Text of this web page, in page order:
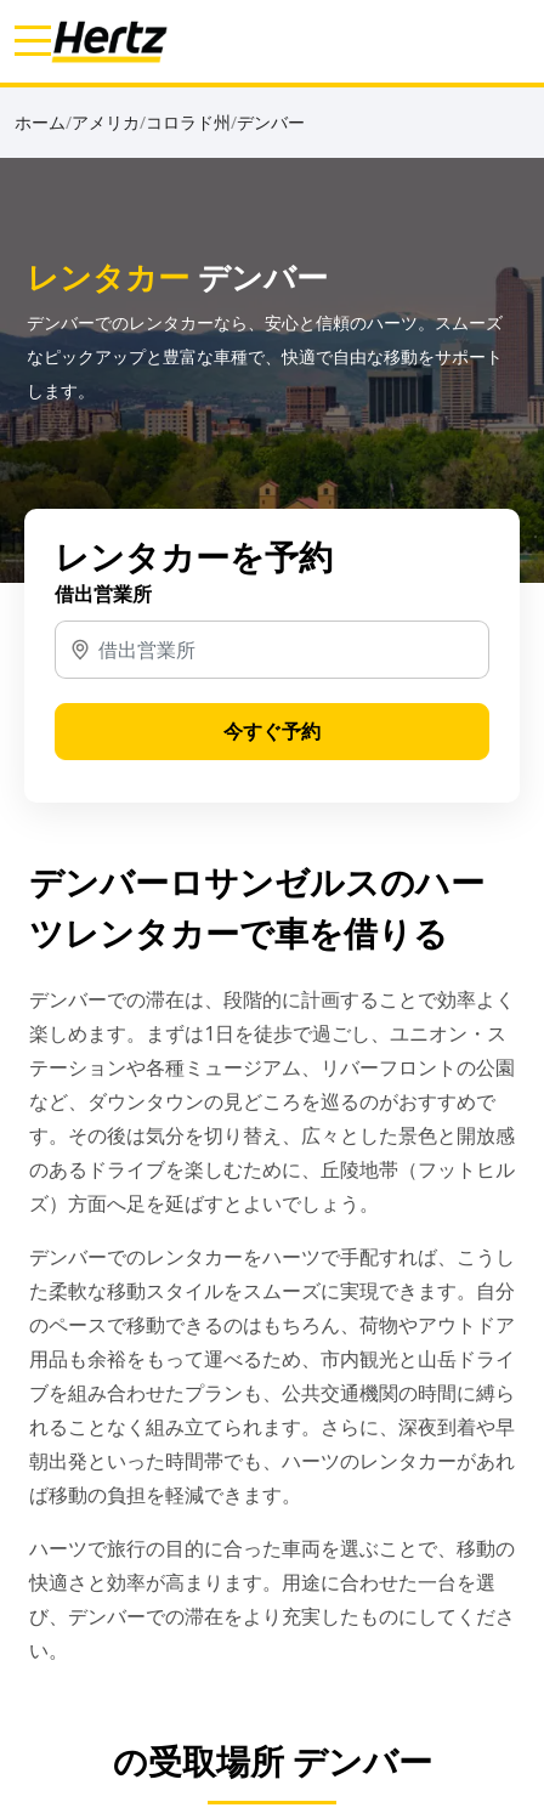
ホーム/アメリカ/コロラド州/デンバー
レンタカー デンバー
デンバーでのレンタカーなら、安心と信頼のハーツ。スムーズ
なピックアップと豊富な車種で、快適で自由な移動をサポート
します。
レンタカーを予約
借出営業所
今すぐ予約
デンバーロサンゼルスのハー
ツレンタカーで車を借りる
デンバーでの滞在は、段階的に計画することで効率よく
楽しめます。まずは1日を徒歩で過ごし、ユニオン・ス
テーションや各種ミュージアム、リバーフロントの公園
など、ダウンタウンの見どころを巡るのがおすすめで
す。その後は気分を切り替え、広々とした景色と開放感
のあるドライブを楽しむために、丘陵地帯（フットヒル
ズ）方面へ足を延ばすとよいでしょう。
デンバーでのレンタカーをハーツで手配すれば、こうし
た柔軟な移動スタイルをスムーズに実現できます。自分
のペースで移動できるのはもちろん、荷物やアウトドア
用品も余裕をもって運べるため、市内観光と山岳ドライ
ブを組み合わせたプランも、公共交通機関の時間に縛ら
れることなく組み立てられます。さらに、深夜到着や早
朝出発といった時間帯でも、ハーツのレンタカーがあれ
ば移動の負担を軽減できます。
ハーツで旅行の目的に合った車両を選ぶことで、移動の
快適さと効率が高まります。用途に合わせた一台を選
び、デンバーでの滞在をより充実したものにしてくださ
い。
の受取場所 デンバー